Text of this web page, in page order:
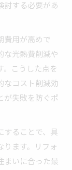
討する必要があ
費用が高めで
な光熱費削減や
。こうした点を
なコスト削減効
が失敗を防ぐポ
することで、具
ます。リフォ
まいに合った最